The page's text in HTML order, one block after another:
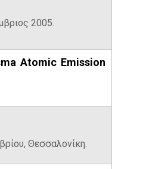
2005.
Atomic Emission
Θεσσαλονίκη.